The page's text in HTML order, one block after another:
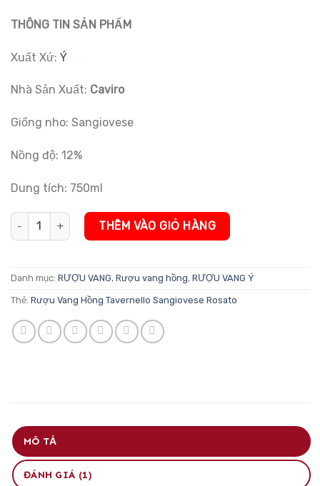
THÔNG TIN SẢN PHẨM
Xuất Xứ: Ý
Nhà Sản Xuất: Caviro
Giống nho: Sangiovese
Nồng độ: 12%
Dung tích: 750ml
Rượu Vang Hồng Tavernello Sangiovese Rosato số lượng
THÊM VÀO GIỎ HÀNG
Danh mục: RƯỢU VANG, Rượu vang hồng, RƯỢU VANG Ý
Thẻ: Rượu Vang Hồng Tavernello Sangiovese Rosato
MÔ TẢ
ĐÁNH GIÁ (1)